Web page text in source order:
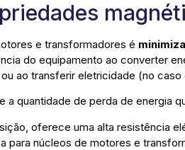
e transformadores é
do equipamento ao converter
ao transferir eletricidade (no
a quantidade de perda de energia
oferece uma alta resistência
para núcleos de motores e